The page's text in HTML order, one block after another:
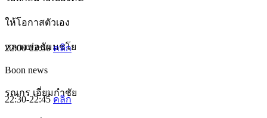
ให้โอกาสตัวเอง
หลวงพ่อธัมมชโย
22:00-22:30คลิก
Boon news
รณกร เอี่ยมกำชัย
22:30-22:45คลิก